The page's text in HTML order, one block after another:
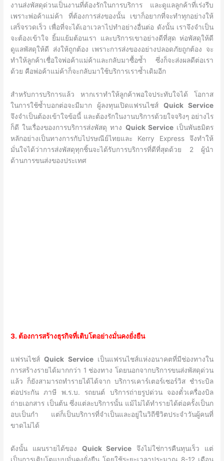
งานส่งพัสดุด่วนเป็นงานที่ต้องรักในการบริการ และดูแลลูกค้าที่เร่งรีบ
เพราะพ่อค้าแม่ค้า ที่ต้องการส่งของนั้น เขาก็อยากที่จะทำทุกอย่างให้
เสร็จรวดเร็ว เพื่อที่จะได้เอาเวลาไปทำอย่างอื่นต่อ ดังนั้น เราจึงจำเป็น
จะต้องเข้าใจ ยิ้มแย้มต้อนเรา และบริการเขาอย่างดีที่สุด ห่อพัสดุให้ดี
ดูแลพัสดุให้ดี ส่งให้ถูกต้อง เพราะการส่งของอย่างปลอดภัยถูกต้อง จะ
ทำให้ลูกค้าเชื่อใจพ่อค้าแม่ค้าและกลับมาซื้อซ้ำ ซึ่งก็จะส่งผลดีต่อเรา
ด้วย คือพ่อค้าแม่ค้าก็จะกลับมาใช้บริการเราซ้ำเดิมอีก
สำหรับการบริการแล้ว หากเราทำให้ลูกค้าพอใจประทับใจได้ โอกาส
ในการใช้ซ้ำบอกต่อจะมีมาก ผู้ลงทุนเปิดแฟรนไชส์ Quick Service
จึงจำเป็นต้องเข้าใจข้อนี้ และต้องรักในงานบริการด้วยใจจริงๆ อย่างไร
ก็ดี ในเรื่องของการบริการส่งพัสดุ ทาง Quick Serviceเป็นพันธมิตร
หลักอย่างเป็นทางการกับไปรษณีย์ไทยและ Kerry Express จึงทำให้
มั่นใจได้ว่าการส่งพัสดุทุกชิ้นจะได้รับการบริการที่ดีที่สุดด้วย 2 ผู้นำ
ด้านการขนส่งของประเทศ
3. ต้องการสร้างธุรกิจที่เติบโตอย่างมั่นคงยั่งยืน
แฟรนไชส์Quick Serviceเป็นแฟรนไชส์แห่งอนาคตที่มีช่องทางใน
การสร้างรายได้มากกว่า 1 ช่องทาง โดยนอกจากบริการขนส่งพัสดุด่วน
แล้ว ก็ยังสามารถทำรายได้ได้จาก บริการเคาร์เตอร์เซอร์วิส ชำระบิล
ต่อประกัน ภาษี พ.ร.บ. รถยนต์ บริการถ่ายรูปด่วน จองตั๋วเครื่องบิล
ถ่ายเอกสาร เป็นต้น ซึ่งแต่ละบริการนั้น แม้ไม่ได้ทำรายได้ต่อครั้งเป็นก
อบเป็นกำ แต่ก็เป็นบริการที่จำเป็นและอยู่ในวิถีชีวิตประจำวันผู้คนที่
ขาดไม่ได้
ดังนั้น แผนรายได้ของ Quick Service จึงไม่ใช่การคืนทุนเร็ว แต่